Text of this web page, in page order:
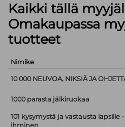
Kaikki tällä
Omakaupassa
tuotteet
Nimike
10 000 NEUVOA, NIKSIÄ JA
1000 parasta jälkiruokaa
101 kysymystä ja vastausta lapsille -
ihminen